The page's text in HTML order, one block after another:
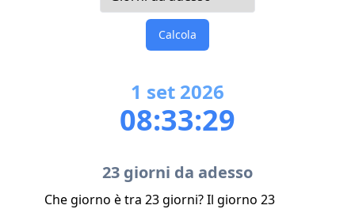
Calcola
1 set 2026
08:33:29
23 giorni da adesso
Che giorno è tra 23 giorni? Il giorno 23